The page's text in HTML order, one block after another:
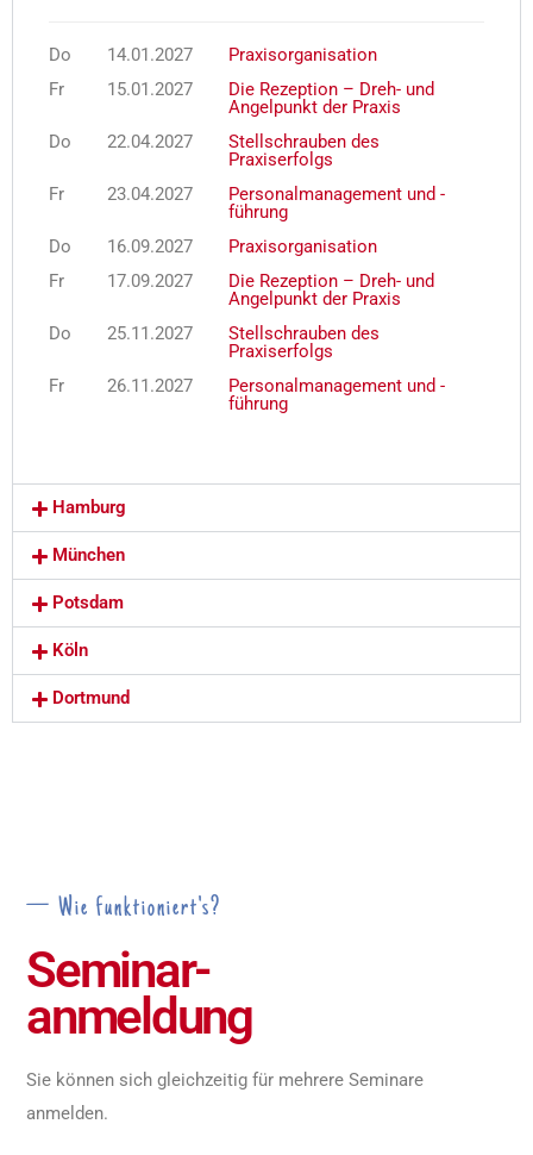
Do 14.01.2027
Praxisorganisation
Fr
15.01.2027
Die Rezeption – Dreh- und
Angelpunkt der Praxis
Do
22.04.2027
Stellschrauben des
Praxiserfolgs
Fr
23.04.2027
Personalmanagement und -
führung
Do
16.09.2027
Praxisorganisation
Fr
17.09.2027
Die Rezeption – Dreh- und
Angelpunkt der Praxis
Do
25.11.2027
Stellschrauben des
Praxiserfolgs
Fr
26.11.2027
Personalmanagement und -
führung
Hamburg
München
Potsdam
Köln
Dortmund
— Wie funktioniert's?
Seminar-
anmeldung
Sie können sich gleichzeitig für mehrere Seminare
anmelden.